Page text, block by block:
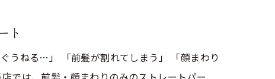
ト
うねる…」 「前髪が割れてしまう」 「顔まわり